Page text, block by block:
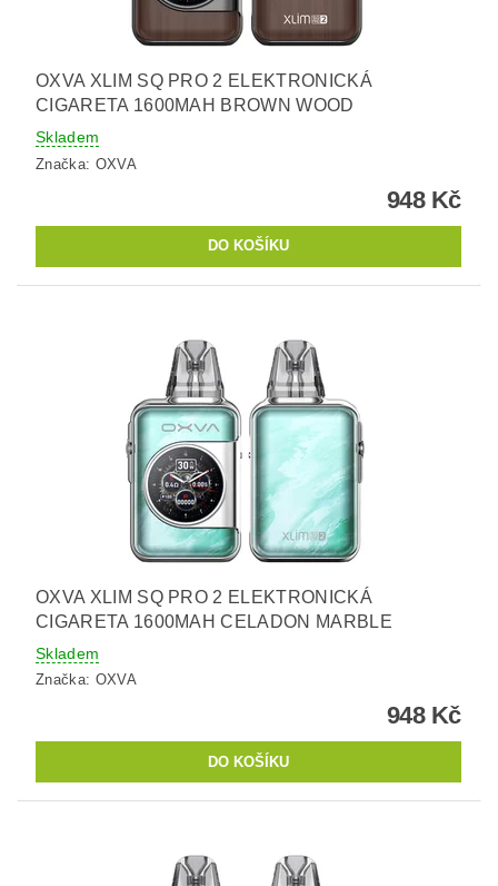
OXVA XLIM SQ PRO 2 ELEKTRONICKÁ
CIGARETA 1600MAH BROWN WOOD
Skladem
Značka: OXVA
948 Kč
OXVA XLIM SQ PRO 2 ELEKTRONICKÁ
CIGARETA 1600MAH CELADON MARBLE
Skladem
Značka: OXVA
948 Kč